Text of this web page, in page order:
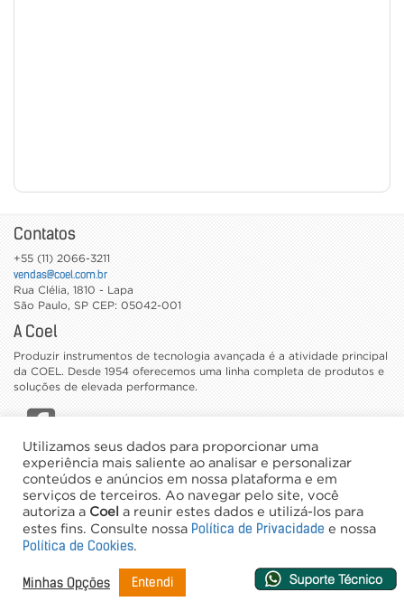
Contatos
+55 (11) 2066-3211
vendas@coel.com.br
Rua Clélia, 1810 - Lapa
São Paulo, SP CEP: 05042-001
A Coel
Produzir instrumentos de tecnologia avançada é a atividade principal
da COEL. Desde 1954 oferecemos uma linha completa de produtos e
soluções de elevada performance.
CATÁLOGOS
TRABALHE CONOSCO
NEWSLETTER
©2026 Coel - Todos os direitos reservados
Utilizamos seus dados para proporcionar uma
experiência mais saliente ao analisar e personalizar
conteúdos e anúncios em nossa plataforma e em
serviços de terceiros. Ao navegar pelo site, você
autoriza a Coel
a reunir estes dados e utilizá-los para
estes fins. Consulte nossa Política de Privacidade e nossa
Política de Cookies.
Minhas Opções Entendi